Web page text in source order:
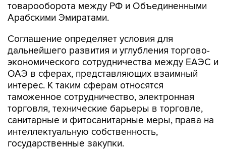
товарооборота между РФ и Объединенными
Арабскими Эмиратами.
Соглашение определяет условия для
дальнейшего развития и углубления торгово-
экономического сотрудничества между ЕАЭС и
ОАЭ в сферах, представляющих взаимный
интерес. К таким сферам относятся
таможенное сотрудничество, электронная
торговля, технические барьеры в торговле,
санитарные и фитосанитарные меры, права на
интеллектуальную собственность,
государственные закупки.